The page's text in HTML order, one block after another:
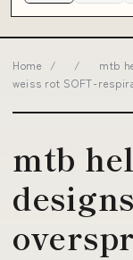
Home / /
mtb
weiss rot SOFT-
mtb